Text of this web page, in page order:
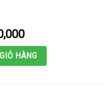
e-Studio 4508A số lượng
HÀNG